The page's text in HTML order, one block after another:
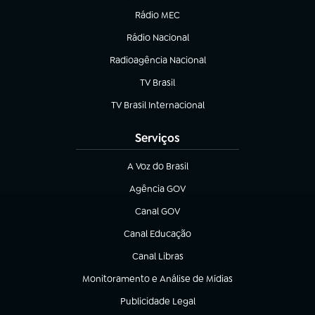
Rádio MEC
Rádio Nacional
(abre em nova aba)
Radioagência Nacional
(abre em nova aba)
TV Brasil
(abre em nova aba)
TV Brasil Internacional
(abre em nova aba)
Serviços
A Voz do Brasil
(abre em nova aba)
Agência GOV
(abre em nova aba)
Canal GOV
(abre em nova aba)
Canal Educação
(abre em nova aba)
Canal Libras
(abre em nova aba)
Monitoramento e Análise de Mídias
(abre em nova aba)
Publicidade Legal
(abre em nova aba)